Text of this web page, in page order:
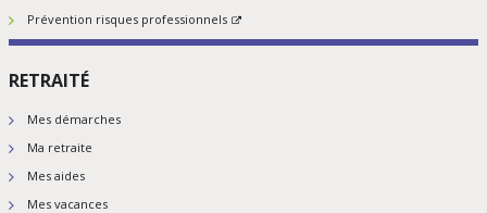
Prévention risques professionnels
RETRAITÉ
Mes démarches
Ma retraite
Mes aides
Mes vacances